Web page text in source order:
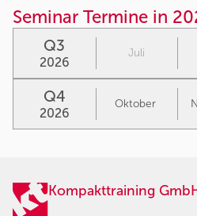
Seminar Termine in
Q3
2026
Juli
Q4
2026
Oktober
Kompakttraining